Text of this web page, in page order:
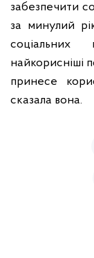
забезпечити
за минулий
найкорисніші
принесе
сказала вона.